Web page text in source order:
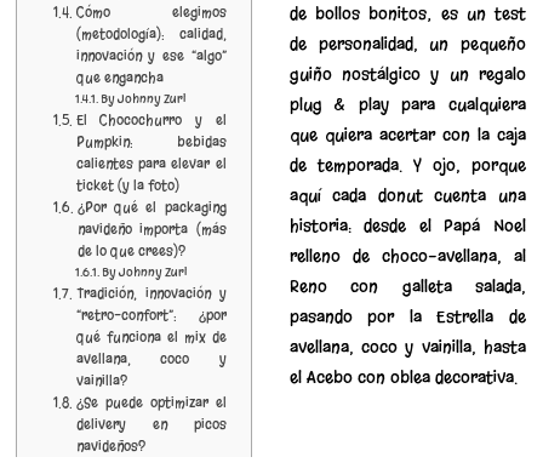
Cómo elegimos
(metodología): calidad,
innovación y ese “algo”
que engancha
By Johnny Zuri
El Chocochurro y el
Pumpkin: bebidas
calientes para elevar el
ticket (y la foto)
¿Por qué el packaging
navideño importa (más
de lo que crees)?
By Johnny Zuri
Tradición, innovación y
“retro-confort”: ¿por
qué funciona el mix de
avellana, coco y
vainilla?
¿Se puede optimizar el
delivery en picos
navideños?
de bollos bonitos; es un test
de personalidad, un pequeño
guiño nostálgico y un regalo
plug & play para cualquiera
que quiera acertar con la caja
de temporada. Y ojo, porque
aquí cada donut cuenta una
historia: desde el Papá Noel
relleno de choco-avellana, al
Reno con galleta salada,
pasando por la Estrella de
avellana, coco y vainilla, hasta
el Acebo con oblea decorativa.